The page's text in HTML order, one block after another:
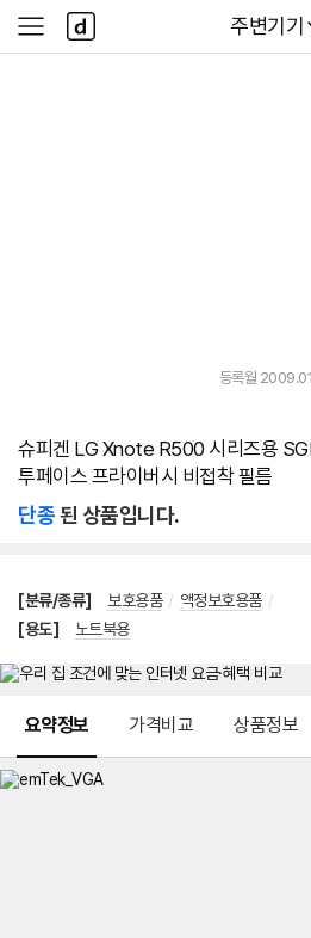
다나와
주변기기
사
이
다
나
와
등록월
슈피겐 LG Xnote R500 시리즈용
투페이스 프라이버시 비접착 필름
단종된 상품입니다.
[분류/종류] 보호용품 / 액정보호용품 /
[용도]
노트북용
요약정보 가격비교 상품정보